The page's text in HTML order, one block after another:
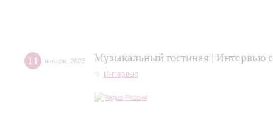
11 января 2023 Музыкальный гостиная |
Интервью